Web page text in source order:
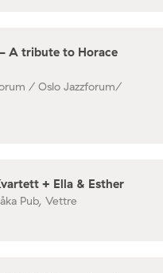
A tribute to Horace
/ Oslo Jazzforum/
+ Ella & Esther
Pub, Vettre